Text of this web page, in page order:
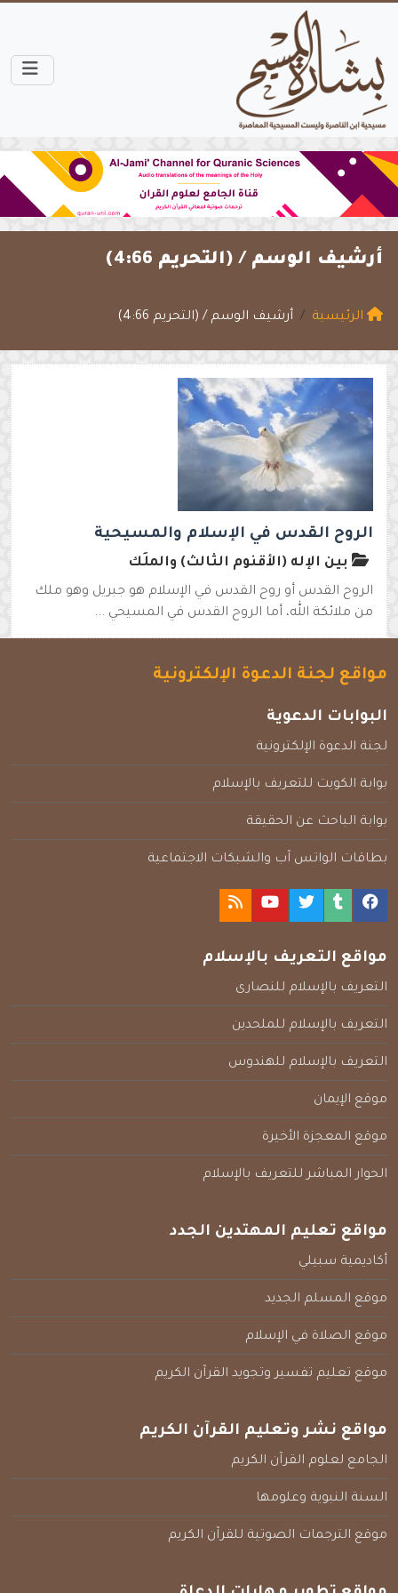
أرشيف الوسم / (التحريم 4:66)
الرئيسية أرشيف الوسم / (التحريم 4:66)
الروح القدس في الإسلام والمسيحية
بين الإله (الأقنوم الثالث) والملَك
الروح القدس أو روح القدس في الإسلام هو جبريل وهو ملك
من ملائكة الله، أما الروح القدس في المسيحي ...
مواقع لجنة الدعوة الإلكترونية
البوابات الدعوية
لجنة الدعوة الإلكترونية
بوابة الكويت للتعريف بالإسلام
بوابة الباحث عن الحقيقة
بطاقات الواتس آب والشبكات الاجتماعية
مواقع التعريف بالإسلام
التعريف بالإسلام للنصارى
التعريف بالإسلام للملحدين
التعريف بالإسلام للهندوس
موقع الإيمان
موقع المعجزة الأخيرة
الحوار المباشر للتعريف بالإسلام
مواقع تعليم المهتدين الجدد
أكاديمية سبيلي
موقع المسلم الجديد
موقع الصلاة في الإسلام
موقع تعليم تفسير وتجويد القرآن الكريم
مواقع نشر وتعليم القرآن الكريم
الجامع لعلوم القرآن الكريم
السنة النبوية وعلومها
موقع الترجمات الصوتية للقرآن الكريم